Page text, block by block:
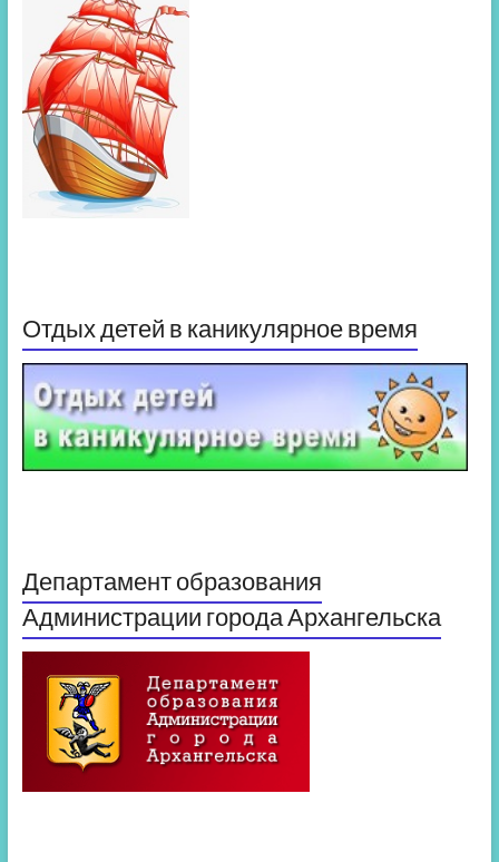
Отдых детей в каникулярное время
Департамент образования
Администрации города Архангельска